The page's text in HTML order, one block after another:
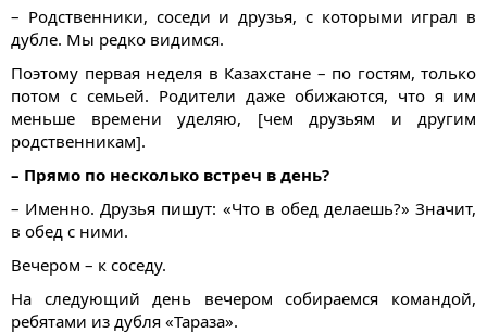
– Родственники, соседи и друзья, с которыми играл в
дубле. Мы редко видимся.
Поэтому первая неделя в Казахстане – по гостям, только
потом с семьей. Родители даже обижаются, что я им
меньше времени уделяю, [чем друзьям и другим
родственникам].
– Прямо по несколько встреч в день?
– Именно. Друзья пишут: «Что в обед делаешь?» Значит,
в обед с ними.
Вечером – к соседу.
На следующий день вечером собираемся командой,
ребятами из дубля «Тараза».